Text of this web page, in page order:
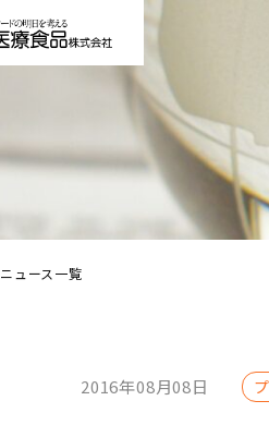
ニュース一覧
2016年08月08日